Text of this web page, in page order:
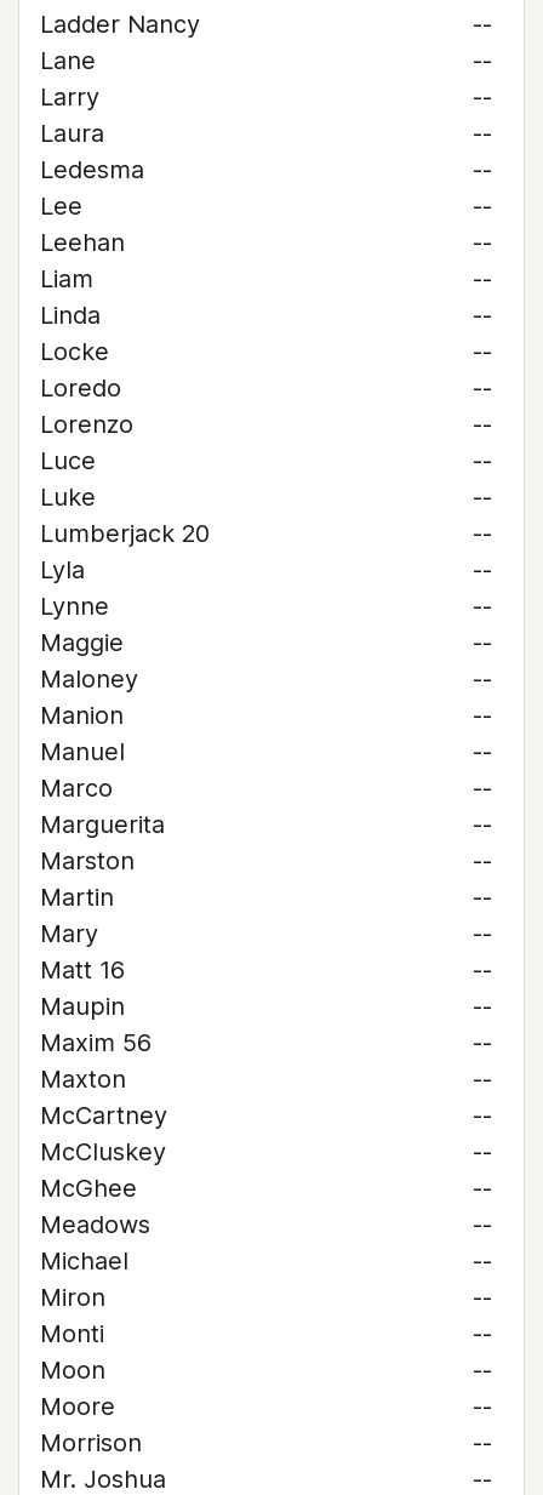
Ladder Nancy
--
Lane
--
Larry
--
Laura
--
Ledesma
--
Lee
--
Leehan
--
Liam
--
Linda
--
Locke
--
Loredo
--
Lorenzo
--
Luce
--
Luke
--
Lumberjack 20
--
Lyla
--
Lynne
--
Maggie
--
Maloney
--
Manion
--
Manuel
--
Marco
--
Marguerita
--
Marston
--
Martin
--
Mary
--
Matt 16
--
Maupin
--
Maxim 56
--
Maxton
--
McCartney
--
McCluskey
--
McGhee
--
Meadows
--
Michael
--
Miron
--
Monti
--
Moon
--
Moore
--
Morrison
--
Mr. Joshua
--